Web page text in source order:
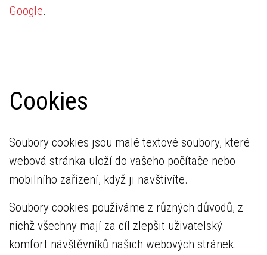
Google.
Cookies
Soubory cookies jsou malé textové soubory, které
webová stránka uloží do vašeho počítače nebo
mobilního zařízení, když ji navštívíte.
Soubory cookies používáme z různých důvodů, z
nichž všechny mají za cíl zlepšit uživatelský
komfort návštěvníků našich webových stránek.